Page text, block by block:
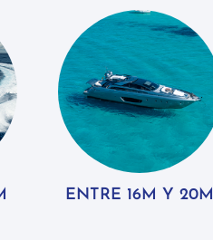
ENTRE 16M Y 20M